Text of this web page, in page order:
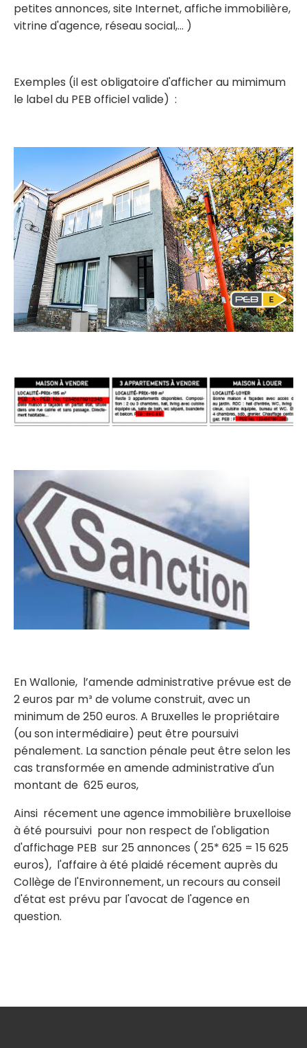
petites annonces, site Internet, affiche immobilière,
vitrine d'agence, réseau social,... )
Exemples (il est obligatoire d'afficher au mimimum
le label du PEB officiel valide) :
En Wallonie, l’amende administrative prévue est de
2 euros par m³ de volume construit, avec un
minimum de 250 euros. A Bruxelles le propriétaire
(ou son intermédiaire) peut être poursuivi
pénalement. La sanction pénale peut être selon les
cas transformée en amende administrative d'un
montant de 625 euros,
Ainsi récement une agence immobilière bruxelloise
à été poursuivi pour non respect de l'obligation
d'affichage PEB sur 25 annonces ( 25* 625 = 15 625
euros), l'affaire à été plaidé récement auprès du
Collège de l'Environnement, un recours au conseil
d'état est prévu par l'avocat de l'agence en
question.